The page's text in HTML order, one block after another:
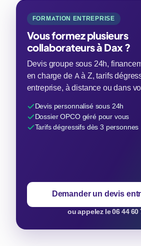
FORMATION ENTREPRISE
Vous formez plusieurs
collaborateurs à Dax ?
Devis groupe sous 24h,
en charge de A à Z, tarifs
entreprise, à distance ou dans
Devis personnalisé sous 24h
Dossier OPCO géré pour vous
Tarifs dégressifs dès 3 personnes
Demander un devis
ou appelez le 06 44 60